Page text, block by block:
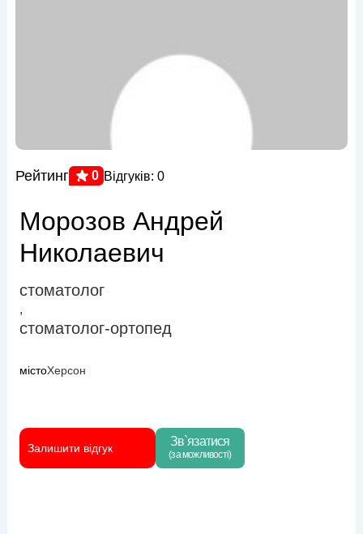
Рейтинг 0 Відгуків: 0
Морозов Андрей
Николаевич
стоматолог
,
стоматолог-ортопед
містоХерсон
Залишити відгук Зв`язатися
(за можливості)